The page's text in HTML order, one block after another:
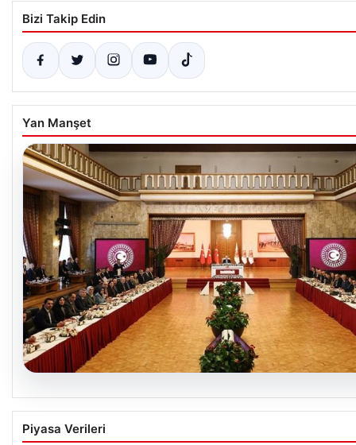
Bizi Takip Edin
Yan Manşet
05.08.2026
Çerçeve Yasa Nedir, Neleri Kapsar ve Terörle
Mücadeledeki Rolü
Piyasa Verileri